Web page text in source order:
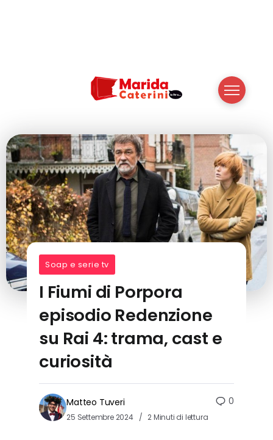
Soap e serie tv
I Fiumi di Porpora
episodio Redenzione
su Rai 4: trama, cast e
curiosità
Matteo Tuveri
25 Settembre 2024 2 Minuti di lettura
0